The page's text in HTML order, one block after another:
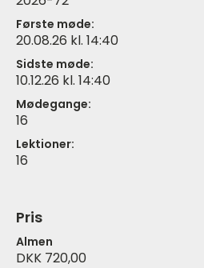
Første møde:
20.08.26 kl. 14:40
Sidste møde:
10.12.26 kl. 14:40
Mødegange:
16
Lektioner:
16
Pris
Almen
DKK 720,00